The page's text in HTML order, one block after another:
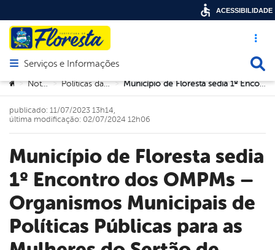
Acesso
Abrir menu principal de navegação
Serviços e Informações
Você está aqui:
> Notícias > Políticas da Mulher > Município de Floresta sedia 1º Encontro dos OMPMs – Organismos Municipais de Políticas Públicas para as Mulheres do Sertão de Itaparica
Município de Floresta sedia
1º Encontro dos OMPMs –
Organismos Municipais de
Políticas Públicas para as
publicado: 11/07/2023 13h14,
última modificação: 02/07/2024 12h06
ACESSIBILIDADE